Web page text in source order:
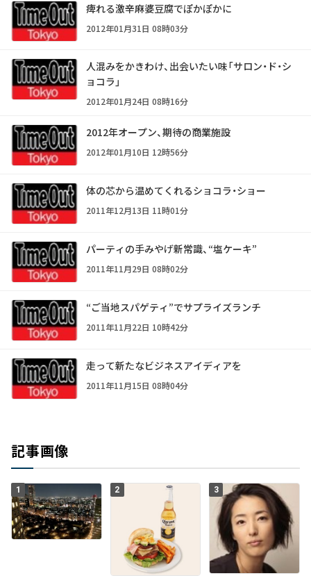
痺れる激辛麻婆豆腐でぽかぽかに
2012年01月31日 08時03分
人混みをかきわけ、出会いたい味「サロン・ド・シ
ョコラ」
2012年01月24日 08時16分
2012年オープン、期待の商業施設
2012年01月10日 12時56分
体の芯から温めてくれるショコラ・ショー
2011年12月13日 11時01分
パーティの手みやげ新常識、“塩ケーキ”
2011年11月29日 08時02分
“ご当地スパゲティ”でサプライズランチ
2011年11月22日 10時42分
走って新たなビジネスアイディアを
2011年11月15日 08時04分
記事画像
1 2 3